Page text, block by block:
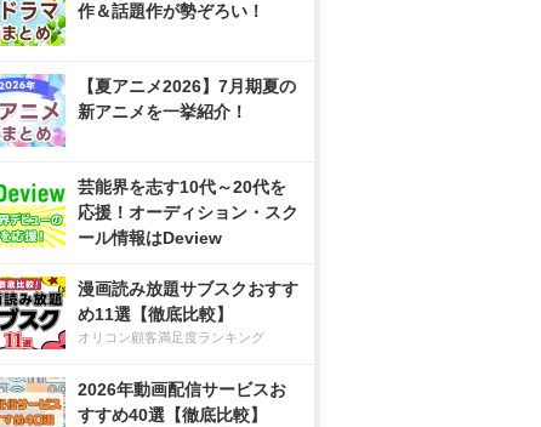
作＆話題作が勢ぞろい！
【夏アニメ2026】7月期夏の
新アニメを一挙紹介！
芸能界を志す10代～20代を
応援！オーディション・スク
ール情報はDeview
漫画読み放題サブスクおすす
め11選【徹底比較】
オリコン顧客満足度ランキング
2026年動画配信サービスお
すすめ40選【徹底比較】